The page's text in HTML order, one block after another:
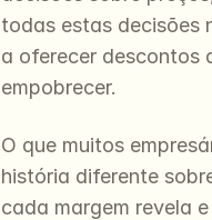
todas estas decisões
a oferecer descontos
empobrecer.
O que muitos
história diferente
cada margem revela